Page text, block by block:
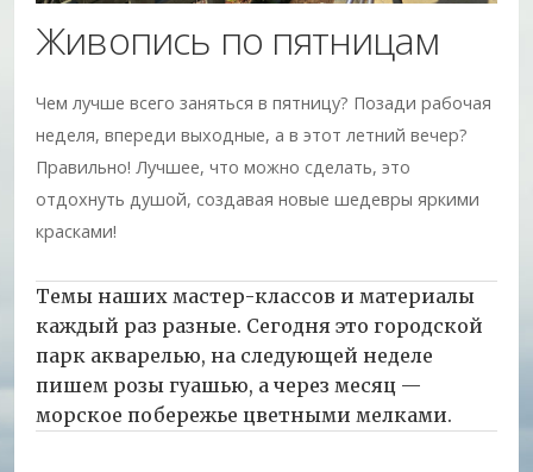
Живопись по пятницам
Чем лучше всего заняться в пятницу? Позади рабочая
неделя, впереди выходные, а в этот летний вечер?
Правильно! Лучшее, что можно сделать, это
отдохнуть душой, создавая новые шедевры яркими
красками!
Темы наших мастер-классов и материалы
каждый раз разные. Сегодня это городской
парк акварелью, на следующей неделе
пишем розы гуашью, а через месяц —
морское побережье цветными мелками.